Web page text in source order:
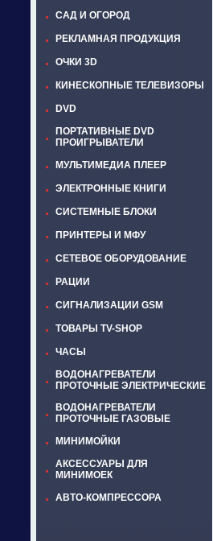
САД И ОГОРОД
РЕКЛАМНАЯ ПРОДУКЦИЯ
ОЧКИ 3D
КИНЕСКОПНЫЕ ТЕЛЕВИЗОРЫ
DVD
ПОРТАТИВНЫЕ DVD
ПРОИГРЫВАТЕЛИ
МУЛЬТИМЕДИА ПЛЕЕР
ЭЛЕКТРОННЫЕ КНИГИ
СИСТЕМНЫЕ БЛОКИ
ПРИНТЕРЫ И МФУ
СЕТЕВОЕ ОБОРУДОВАНИЕ
РАЦИИ
СИГНАЛИЗАЦИИ GSM
ТОВАРЫ TV-SHOP
ЧАСЫ
ВОДОНАГРЕВАТЕЛИ
ПРОТОЧНЫЕ ЭЛЕКТРИЧЕСКИЕ
ВОДОНАГРЕВАТЕЛИ
ПРОТОЧНЫЕ ГАЗОВЫЕ
МИНИМОЙКИ
АКСЕССУАРЫ ДЛЯ
МИНИМОЕК
АВТО-КОМПРЕССОРА